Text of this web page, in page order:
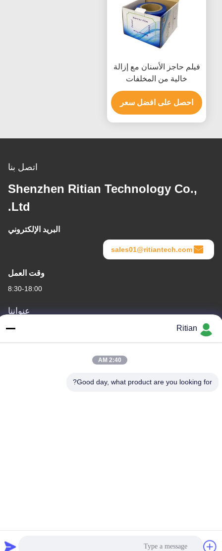
فيلم حاجز الأسنان مع إزالة
خالية من المخلفات
الشفافية الممتازة والقلب
المقاوم للحماية من المعدات
الطبية
احصل على افضل سعر
اتصل بنا
Shenzhen Ritian Technology Co.,
Ltd.
البريد الإلكتروني
sales01@ritiantech.com
وقت العمل
8:30-18:00
عنواننا
عنوان الشركة
No.65 Songnian Road، Longgang District، شينزين، الصين 518117
Ritian
2:40 AM
Good day, what product are you looking for?